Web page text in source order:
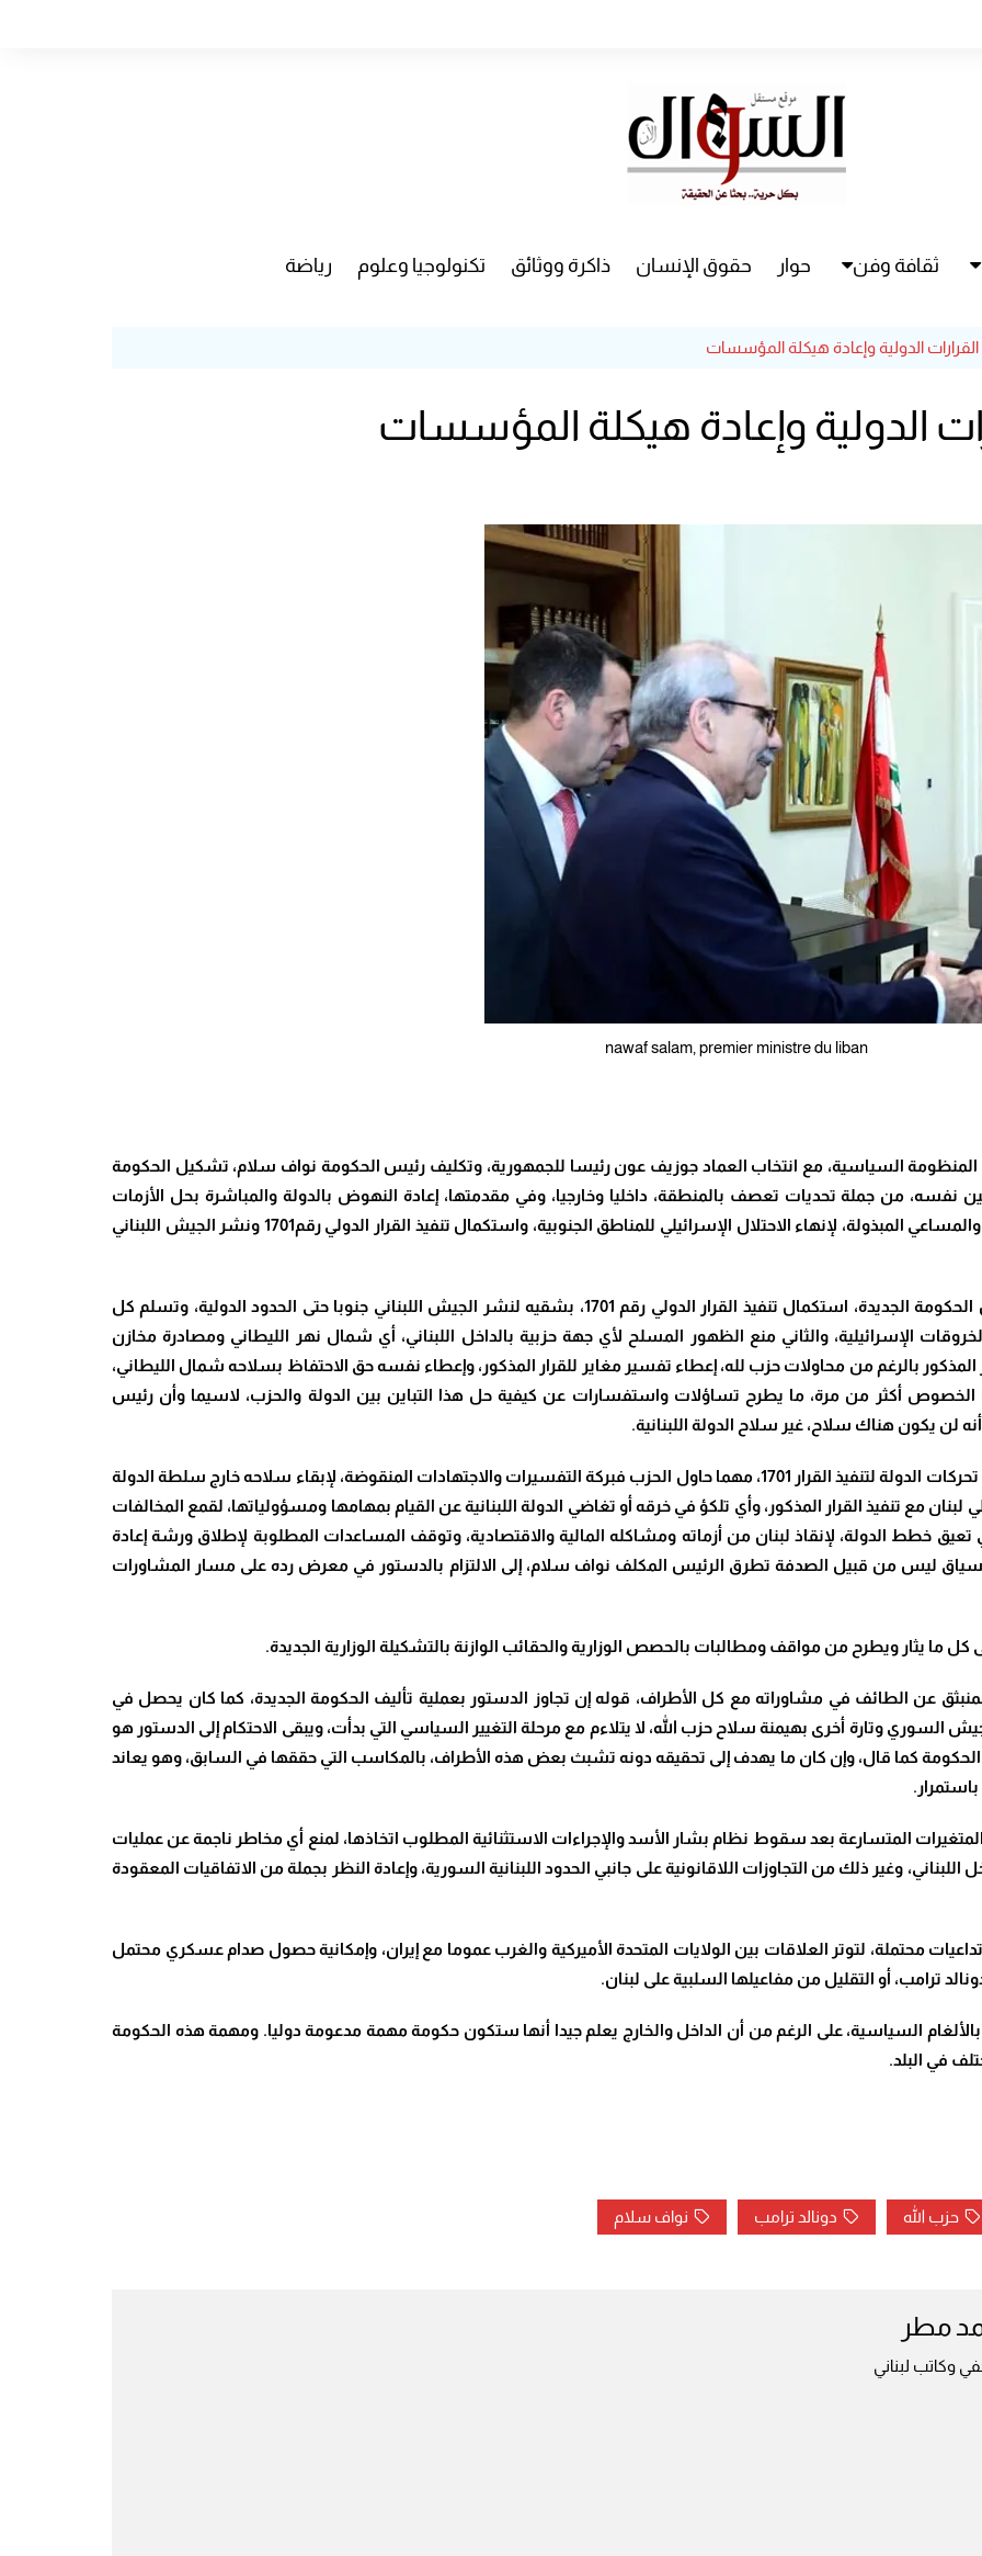
ثقافة وفن
مسرح
حوار حقوق الإنسان ذاكرة ووثائق تكنولوجيا وعلوم رياضة
القرارات الدولية وإعادة هيكلة المؤسسات
الدولية وإعادة هيكلة المؤسسات
nawaf salam, premier ministre du liban
المنظومة السياسية، مع انتخاب العماد جوزيف عون رئيسا للجمهورية، وتكليف رئيس الحكومة نواف سلام، تشكيل الحكومة
من جملة تحديات تعصف بالمنطقة، داخليا وخارجيا، وفي مقدمتها، إعادة النهوض بالدولة والمباشرة بحل الأزمات
والمشاكل الضاغطة، ماليا واقتصاديا، ومتابعة الجهود والمساعي المبذولة، لإنهاء الاحتلال الإسرائيلي للمناطق الجنوبية، واستكمال تنفيذ القرار الدولي رقم1701 ونشر الجيش اللبناني
التحدي الأساس الذي يواجه الدولة بعد اكتمال تشكيل الحكومة الجديدة، استكمال تنفيذ القرار الدولي رقم 1701، بشقيه لنشر الجيش اللبناني جنوبا حتى الحدود الدولية، وتسلم كل
الإسرائيلية، والثاني منع الظهور المسلح لأي جهة حزبية بالداخل اللبناني، أي شمال نهر الليطاني ومصادرة مخازن
المذكور بالرغم من محاولات حزب لله، إعطاء تفسير مغاير للقرار المذكور، وإعطاء نفسه حق الاحتفاظ بسلاحه شمال الليطاني،
الخصوص أكثر من مرة، ما يطرح تساؤلات واستفسارات عن كيفية حل هذا التباين بين الدولة والحزب، لاسيما وأن رئيس
يكون هناك سلاح، غير سلاح الدولة اللبنانية.
لن يكون موضوع سلاح الحزب بالداخل معزولا عن باقي تحركات الدولة لتنفيذ القرار 1701، مهما حاول الحزب فبركة التفسيرات والاجتهادات المنقوضة، لإبقاء سلاحه خارج سلطة الدولة
مع تنفيذ القرار المذكور، وأي تلكؤ في خرقه أو تغاضي الدولة اللبنانية عن القيام بمهامها ومسؤولياتها، لقمع المخالفات
تعيق خطط الدولة، لإنقاذ لبنان من أزماته ومشاكله المالية والاقتصادية، وتوقف المساعدات المطلوبة لإطلاق ورشة إعادة
السياق ليس من قبيل الصدفة تطرق الرئيس المكلف نواف سلام، إلى الالتزام بالدستور في معرض رده على مسار المشاورات
ما يثار ويطرح من مواقف ومطالبات بالحصص الوزارية والحقائب الوازنة بالتشكيلة الوزارية الجديدة.
عن الطائف في مشاوراته مع كل الأطراف، قوله إن تجاوز الدستور بعملية تأليف الحكومة الجديدة، كما كان يحصل في
السوري وتارة أخرى بهيمنة سلاح حزب الله، لا يتلاءم مع مرحلة التغيير السياسي التي بدأت، ويبقى الاحتكام إلى الدستور هو
كما قال، وإن كان ما يهدف إلى تحقيقه دونه تشبث بعض هذه الأطراف، بالمكاسب التي حققها في السابق، وهو يعاند
.
المتغيرات المتسارعة بعد سقوط نظام بشار الأسد والإجراءات الاستثنائية المطلوب اتخاذها، لمنع أي مخاطر ناجمة عن عمليات
وغير ذلك من التجاوزات اللاقانونية على جانبي الحدود اللبنانية السورية، وإعادة النظر بجملة من الاتفاقيات المعقودة
محتملة، لتوتر العلاقات بين الولايات المتحدة الأميركية والغرب عموما مع إيران، وإمكانية حصول صدام عسكري محتمل
ترامب، أو التقليل من مفاعيلها السلبية على لبنان.
السياسية، على الرغم من أن الداخل والخارج يعلم جيدا أنها ستكون حكومة مهمة مدعومة دوليا. ومهمة هذه الحكومة
في البلد.
حزب الله دونالد ترامب نواف سلام
مطر
وكاتب لبناني